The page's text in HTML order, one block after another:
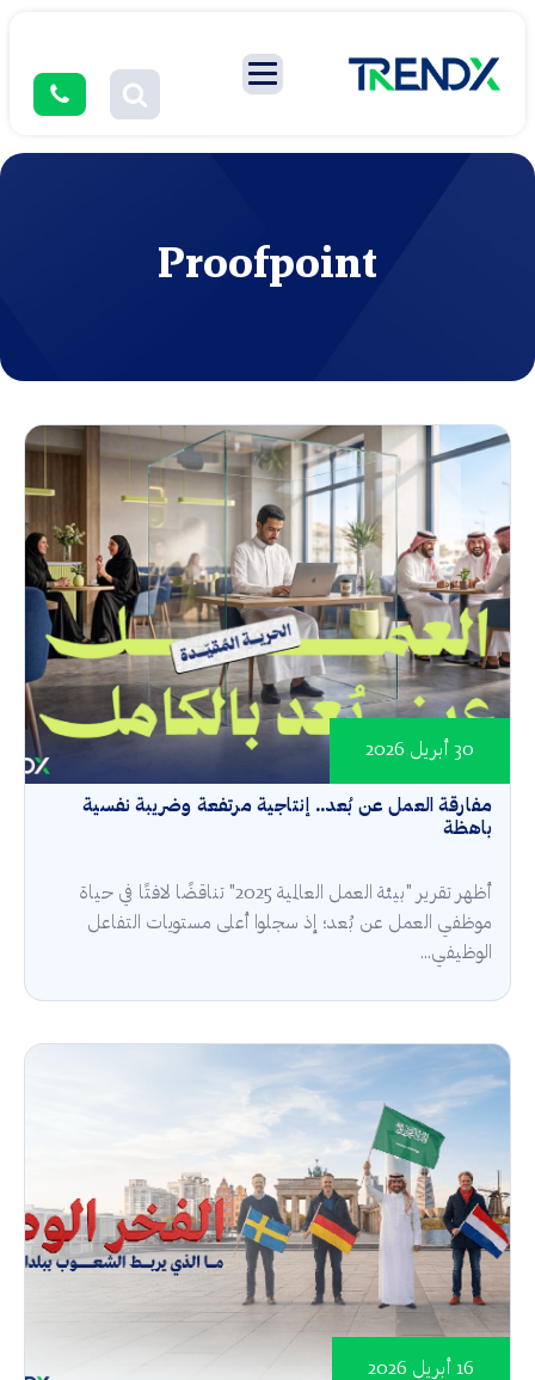
Proofpoint
مفارقة العمل عن بُعد.. إنتاجية مرتفعة وضريبة نفسية
باهظة
30 أبريل 2026
أظهر تقرير "بيئة العمل العالمية 2025" تناقضًا لافتًا في حياة
موظفي العمل عن بُعد؛ إذ سجلوا أعلى مستويات التفاعل
الوظيفي...
16 أبريل 2026